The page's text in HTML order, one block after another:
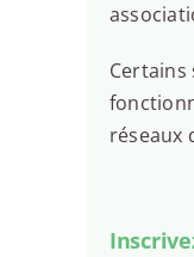
Certains
réseaux